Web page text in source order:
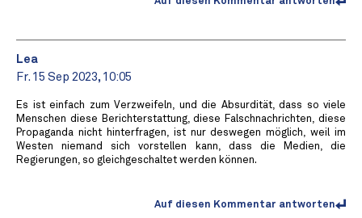
Lea
Fr. 15 Sep 2023, 10:05
Es ist einfach zum Verzweifeln, und die Absurdität, dass so viele
Menschen diese Berichterstattung, diese Falschnachrichten, diese
Propaganda nicht hinterfragen, ist nur deswegen möglich, weil im
Westen niemand sich vorstellen kann, dass die Medien, die
Regierungen, so gleichgeschaltet werden können.
Auf diesen Kommentar antworten